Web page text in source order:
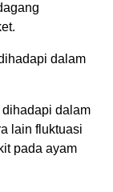
dalam
dalam
lain fluktuasi
pada ayam